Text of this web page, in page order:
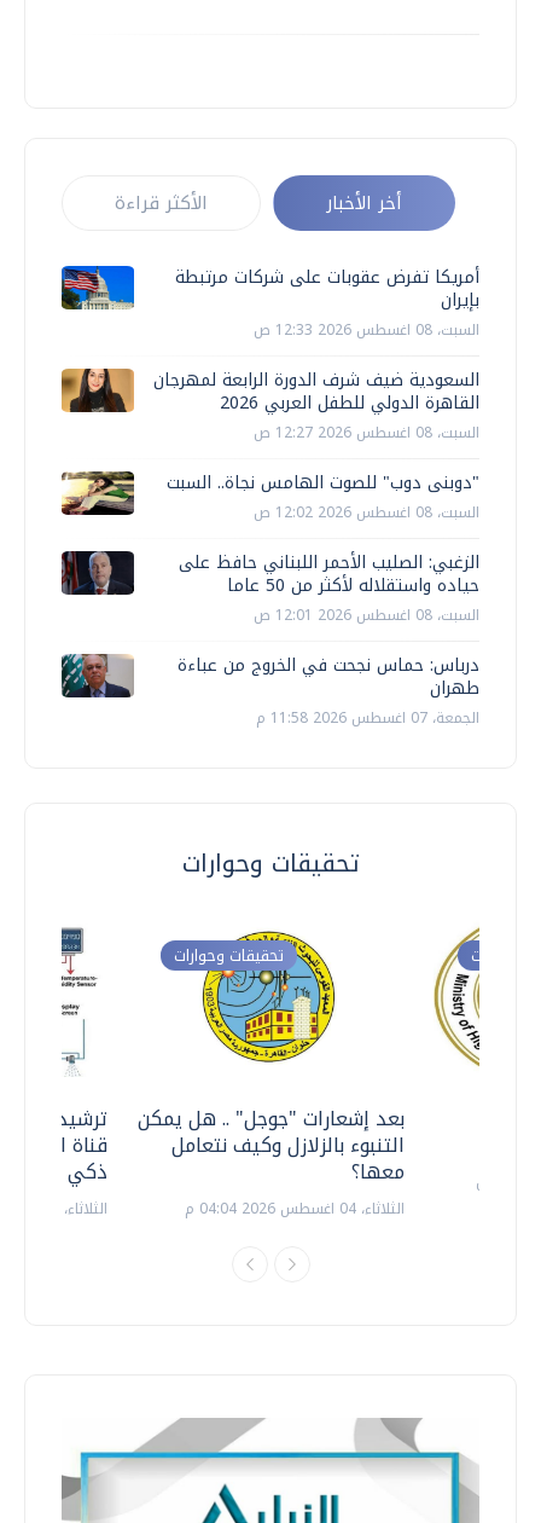
أخر الأخبار الأكثر قراءة
أمريكا تفرض عقوبات على شركات مرتبطة
بإيران
السبت، 08 اغسطس 2026 12:33 ص
السعودية ضيف شرف الدورة الرابعة لمهرجان
القاهرة الدولي للطفل العربي 2026
السبت، 08 اغسطس 2026 12:27 ص
"دوبنى دوب" للصوت الهامس نجاة.. السبت
السبت، 08 اغسطس 2026 12:02 ص
الزغبي: الصليب الأحمر اللبناني حافظ على
حياده واستقلاله لأكثر من 50 عاما
السبت، 08 اغسطس 2026 12:01 ص
درباس: حماس نجحت في الخروج من عباءة
طهران
الجمعة، 07 اغسطس 2026 11:58 م
تحقيقات وحوارات
ترشيدا
قناة
ذكي
الثلاثاء، 14 يوليو 2026 06:11 م
تحقيقات وحوارات
بعد إشعارات "جوجل" .. هل يمكن
التنبوء بالزلازل وكيف نتعامل
معها؟
الثلاثاء، 04 اغسطس 2026 04:04 م
وحوارات